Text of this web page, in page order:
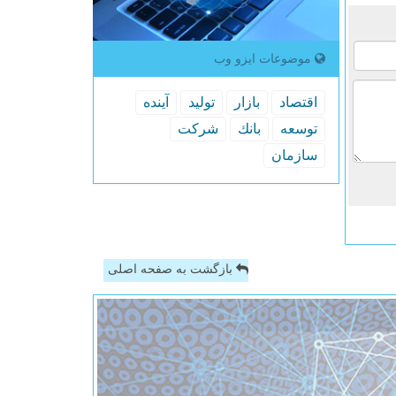
موضوعات ایزو وب
اقتصاد بازار تولید
آینده
توسعه
بانك
شركت
سازمان
بازگشت به صفحه اصلی